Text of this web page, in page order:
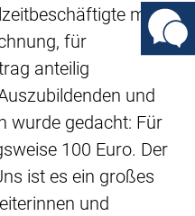
mit
für
anteilig
und
wurde gedacht: Für
100 Euro. Der
ist es ein großes
und